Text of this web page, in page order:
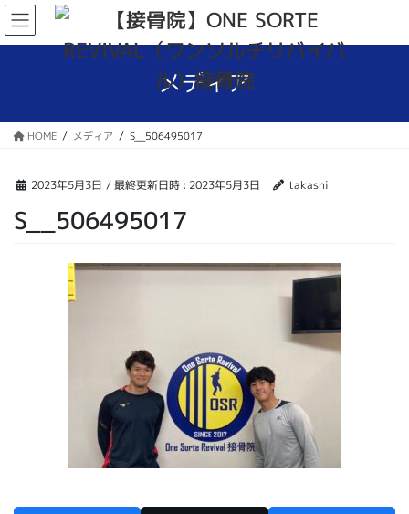
コ
ン
テ
ス
ナ
ビ
ゲ
ン
メディア
HOME メディア S__506495017
2023年5月3日 / 最終更新日時 : 2023年5月3日 takashi
S__506495017